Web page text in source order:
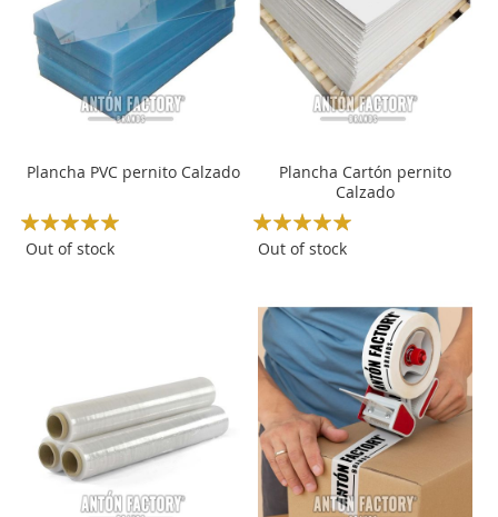
Plancha PVC pernito Calzado
Rating:
100
% of100
Out of stock
Plancha Cartón pernito
Calzado
Rating:
100
% of100
Out of stock